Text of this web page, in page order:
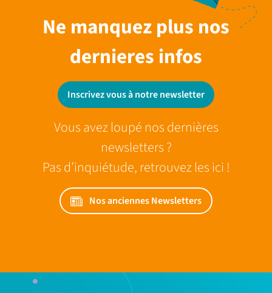
Ne manquez plus nos
dernieres infos
Inscrivez vous à notre newsletter
Vous avez loupé nos dernières
newsletters ?
Pas d’inquiétude, retrouvez les ici !
Nos anciennes Newsletters